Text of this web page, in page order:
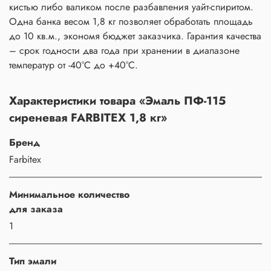
кистью либо валиком после разбавления уайт-спиритом.
Одна банка весом 1,8 кг позволяет обработать площадь
до 10 кв.м., экономя бюджет заказчика. Гарантия качества
– срок годности два года при хранении в диапазоне
температур от -40°C до +40°C.
Характеристики товара «Эмаль ПФ-115
сиреневая FARBITEX 1,8 кг»
Бренд
Farbitex
Минимальное количество
для заказа
1
Тип эмали